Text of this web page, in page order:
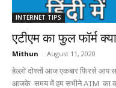
INTERNET TIPS
एटीएम का फुल फॉर्म
Mithun - August 11, 2020
हेल्लो दोस्तों आज एकबार फिरसे आप
आजके समय में हम सभीने ATM का